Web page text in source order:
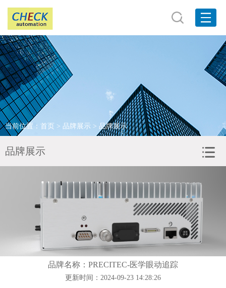
网站首页
关于我们
产品展示
品牌展示
当前位置： 首页 > 品牌展示 > 品牌展示
品牌展示
品牌名称：PRECITEC-医学眼动追踪
更新时间：2024-09-23 14:28:26